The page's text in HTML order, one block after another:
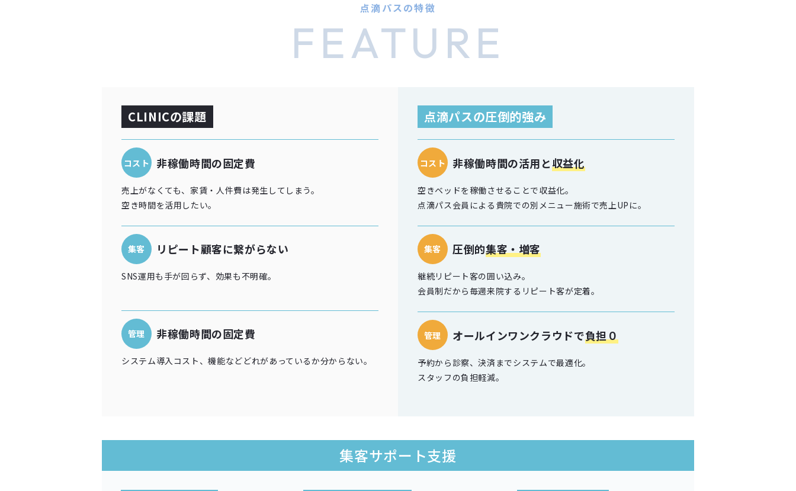
点滴パスの特徴
FEATURE
CLINICの課題
コスト 非稼働時間の固定費
売上がなくても、家賃・人件費は発生してしまう。
空き時間を活用したい。
集客 リピート顧客に繋がらない
SNS運用も手が回らず、効果も不明確。
管理 非稼働時間の固定費
システム導入コスト、機能などどれがあっているか分からない。
点滴パスの圧倒的強み
コスト 非稼働時間の活用と収益化
空きベッドを稼働させることで収益化。
点滴パス会員による貴院での別メニュー施術で売上UPに。
集客 圧倒的集客・増客
継続リピート客の囲い込み。
会員制だから毎週来院するリピート客が定着。
管理 オールインワンクラウドで負担０
予約から診察、決済までシステムで最適化。
スタッフの負担軽減。
集客サポート支援